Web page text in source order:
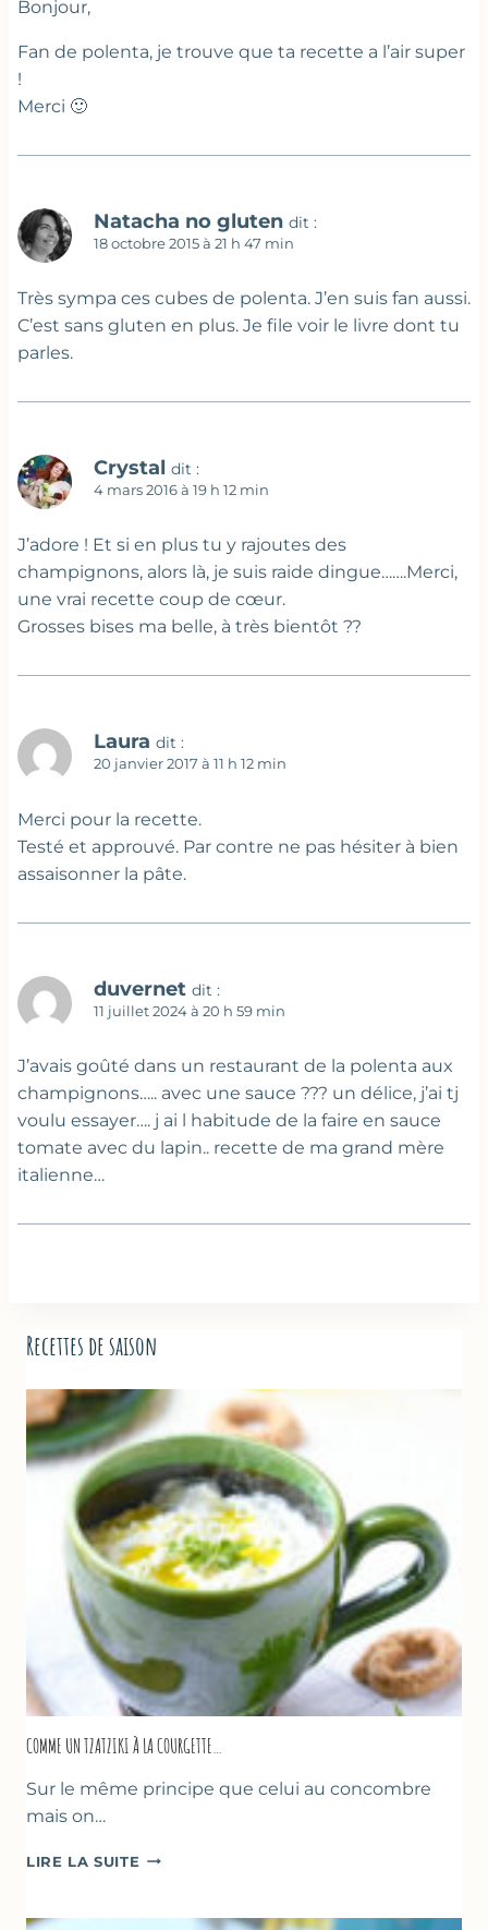
Bonjour,
Fan de polenta, je trouve que ta recette a l’air super
!
Merci 🙂
Natacha no gluten dit :
18 octobre 2015 à 21 h 47 min
Très sympa ces cubes de polenta. J’en suis fan aussi.
C’est sans gluten en plus. Je file voir le livre dont tu
parles.
Crystal dit :
4 mars 2016 à 19 h 12 min
J’adore ! Et si en plus tu y rajoutes des
champignons, alors là, je suis raide dingue…….Merci,
une vrai recette coup de cœur.
Grosses bises ma belle, à très bientôt ??
Laura dit :
20 janvier 2017 à 11 h 12 min
Merci pour la recette.
Testé et approuvé. Par contre ne pas hésiter à bien
assaisonner la pâte.
duvernet dit :
11 juillet 2024 à 20 h 59 min
J’avais goûté dans un restaurant de la polenta aux
champignons….. avec une sauce ??? un délice, j’ai tj
voulu essayer…. j ai l habitude de la faire en sauce
tomate avec du lapin.. recette de ma grand mère
italienne…
Recettes de saison
COMME UN TZATZIKI À LA COURGETTE…
Sur le même principe que celui au concombre
mais on…
LIRE LA SUITE COMME
À